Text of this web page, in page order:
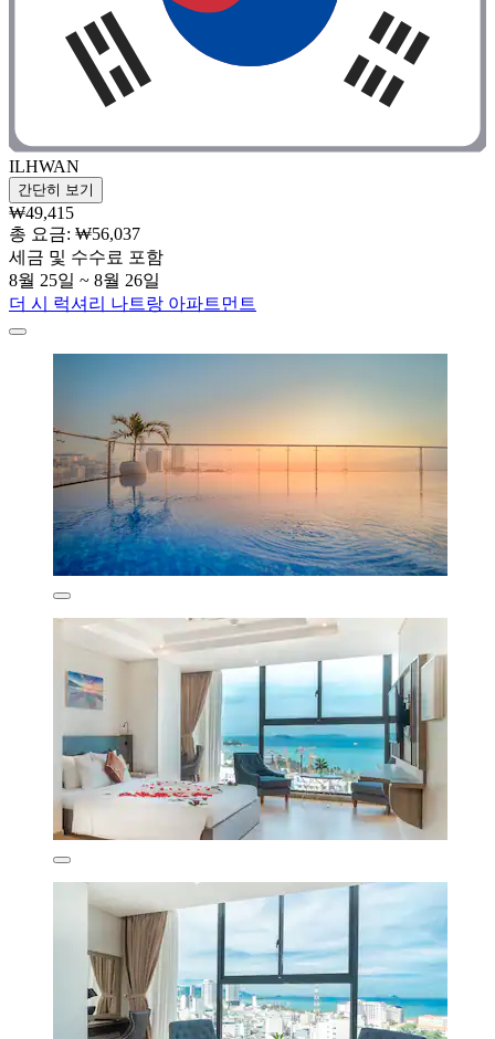
ILHWAN
간단히 보기
₩49,415
총 요금: ₩56,037
세금 및 수수료 포함
8월 25일 ~ 8월 26일
더 시 럭셔리 나트랑 아파트먼트